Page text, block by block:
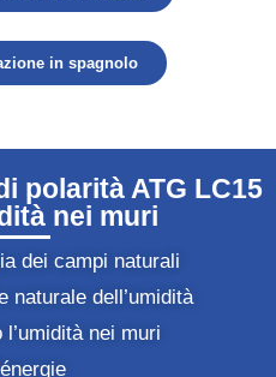
in spagnolo
polarità ATG LC15
nei muri
dei campi naturali
naturale dell’umidità
nei muri